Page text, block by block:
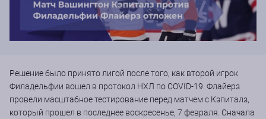
Решение было принято лигой после того, как второй игрок
Филадельфии вошел в протокол НХЛ по COVID-19. Флайерз
провели масштабное тестирование перед матчем с Кэпиталз,
который прошел в последнее воскресенье, 7 февраля. Сначала